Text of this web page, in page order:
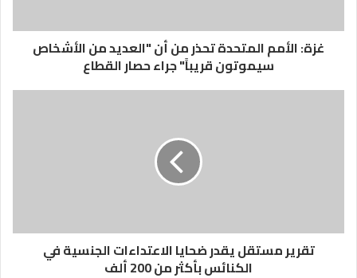
غزة: الأمم المتحدة تحذر من أن "العديد من الأشخاص
سيموتون قريباً" جراء حصار القطاع
تقرير مستقل يقدر ضحايا الاعتداءات الجنسية في
الكنائس بأكثر من 200 ألف